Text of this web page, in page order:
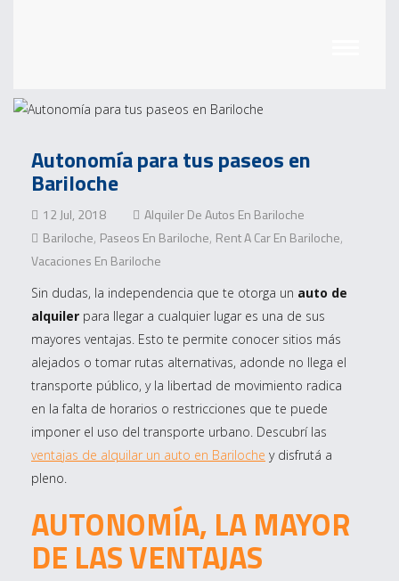
Autonomía para tus paseos en
Bariloche
12 Jul, 2018
Alquiler De Autos En Bariloche
Bariloche, Paseos En Bariloche, Rent A Car En Bariloche,
Vacaciones En Bariloche
Sin dudas, la independencia que te otorga un auto de
alquiler para llegar a cualquier lugar es una de sus
mayores ventajas. Esto te permite conocer sitios más
alejados o tomar rutas alternativas, adonde no llega el
transporte público, y la libertad de movimiento radica
en la falta de horarios o restricciones que te puede
imponer el uso del transporte urbano. Descubrí las
ventajas de alquilar un auto en Bariloche y disfrutá a
pleno.
AUTONOMÍA, LA MAYOR
DE LAS VENTAJAS